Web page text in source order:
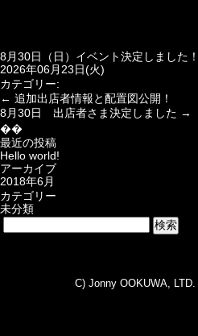
8月30日（日）イベント決定しました！
2026年06月23日(火)
カテゴリー:
← 追加出店者情報と配置図公開！
8月30日 出店者さま決定しました →
��
最近の投稿
Hello world!
アーカイブ
2018年6月
カテゴリー
未分類
C) Jonny OOKUWA,